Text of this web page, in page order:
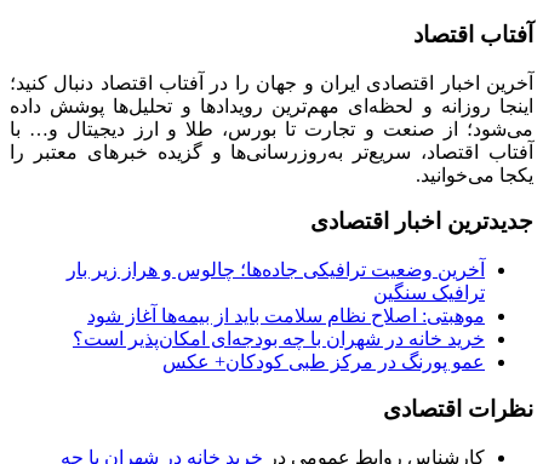
آفتاب اقتصاد
آخرین اخبار اقتصادی ایران و جهان را در آفتاب اقتصاد دنبال کنید؛
اینجا روزانه و لحظه‌ای مهم‌ترین رویدادها و تحلیل‌ها پوشش داده
می‌شود؛ از صنعت و تجارت تا بورس، طلا و ارز دیجیتال و… با
آفتاب اقتصاد، سریع‌تر به‌روزرسانی‌ها و گزیده خبرهای معتبر را
یکجا می‌خوانید.
جدیدترین اخبار اقتصادی
آخرین وضعیت ترافیکی جاده‌ها؛ چالوس و هراز زیر بار
ترافیک سنگین
موهبتی: اصلاح نظام سلامت باید از بیمه‌ها آغاز شود
خرید خانه در شهران با چه بودجه‌ای امکان‌پذیر است؟
عمو پورنگ در مرکز طبی کودکان+ عکس
نظرات اقتصادی
کارشناس روابط عمومی در خرید خانه در شهران با چه